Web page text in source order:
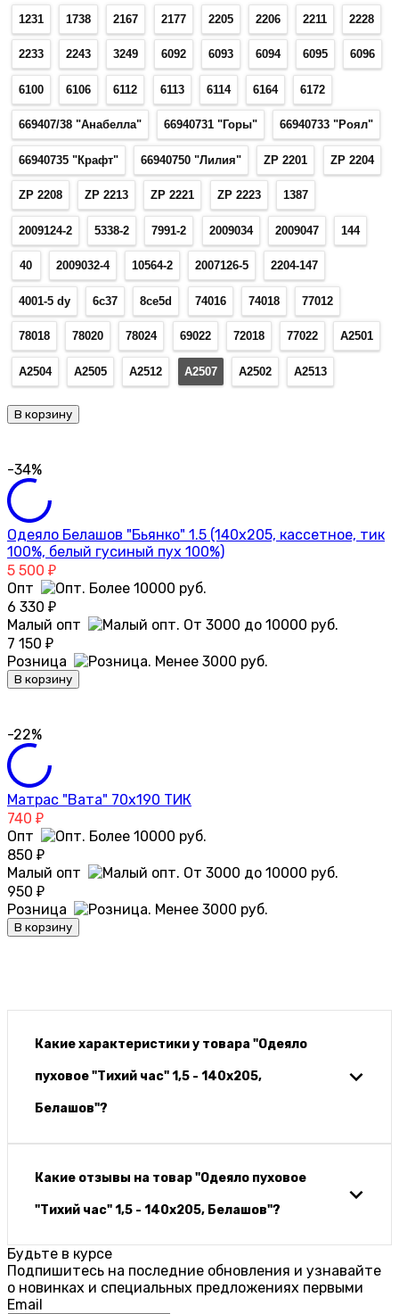
1231 1738 2167 2177 2205 2206 2211 2228
2233 2243 3249 6092 6093 6094 6095 6096
6100 6106 6112 6113 6114 6164 6172
669407/38 "Анабелла" 66940731 "Горы" 66940733 "Роял"
66940735 "Крафт" 66940750 "Лилия" ZP 2201 ZP 2204
ZP 2208 ZP 2213 ZP 2221 ZP 2223 1387
2009124-2 5338-2 7991-2 2009034 2009047 144
40 2009032-4 10564-2 2007126-5 2204-147
4001-5 dy 6с37 8се5d 74016 74018 77012
78018 78020 78024 69022 72018 77022 А2501
А2504 А2505 А2512 А2507 А2502 А2513
В корзину
-34%
Одеяло Белашов "Бьянко" 1.5 (140х205, кассетное, тик
100%, белый гусиный пух 100%)
5 500 ₽
Опт
6 330 ₽
Малый опт
7 150 ₽
Розница
В корзину
-22%
Матрас "Вата" 70х190 ТИК
740 ₽
Опт
850 ₽
Малый опт
950 ₽
Розница
В корзину
Какие характеристики у товара "Одеяло
пуховое "Тихий час" 1,5 - 140х205,
Белашов"?
Какие отзывы на товар "Одеяло пуховое
"Тихий час" 1,5 - 140х205, Белашов"?
Будьте в курсе
Подпишитесь на последние обновления и узнавайте
о новинках и специальных предложениях первыми
Email